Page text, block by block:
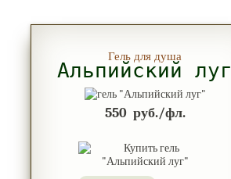
Гель для душа
Альпийский луг
550 руб./фл.